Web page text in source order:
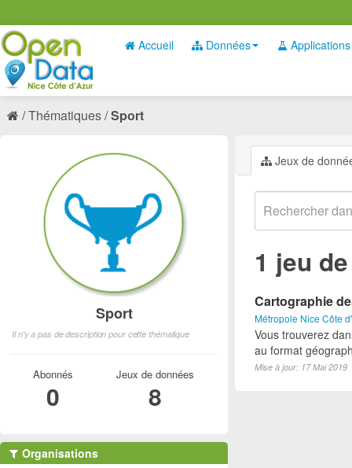
Accueil Données Applications
Thématiques Sport
Jeux de
1 jeu
Cartographie
Métropole Nice Côte
Vous trouverez
au format
Mise à jour: 17 Mai 2019
Sport
Il n'y a pas de description pour cette thématique
Abonnés
0
Jeux de données
8
Organisations